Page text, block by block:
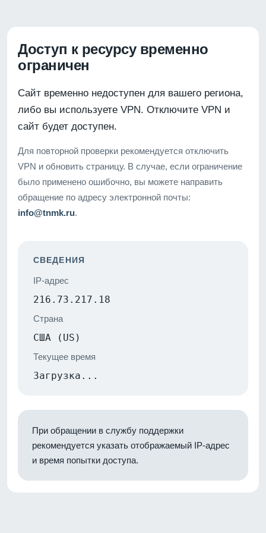
Доступ к ресурсу временно
ограничен
Сайт временно недоступен для вашего региона,
либо вы используете VPN. Отключите VPN и
сайт будет доступен.
Для повторной проверки рекомендуется отключить
VPN и обновить страницу. В случае, если ограничение
было применено ошибочно, вы можете направить
обращение по адресу электронной почты:
info@tnmk.ru.
СВЕДЕНИЯ
IP-адрес
216.73.217.18
Страна
США (US)
Текущее время
Загрузка...
При обращении в службу поддержки
рекомендуется указать отображаемый IP-адрес
и время попытки доступа.